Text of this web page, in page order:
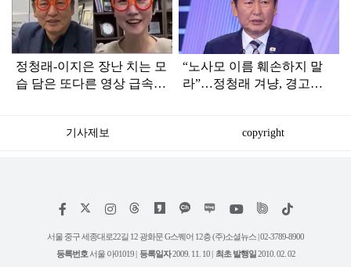
정청래-이지은 장난 치는 모
습 담은 또다른 영상 급속
“노사모 이름 훼손하지 말
라”…정청래 겨냥, 경고장
기사제보 copyright
페
스
인
타
램
위
트
유
틱
서울 중구 세종대로22길 12 광화문 G스퀘어 12층 (주)소셜뉴스 | 02-3789-8900
등록번호 서울 아01019 | 등록일자2009. 11. 10 | 최초 발행일 2010. 02. 02